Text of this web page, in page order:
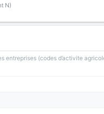
N)
entreprises (codes d’activite